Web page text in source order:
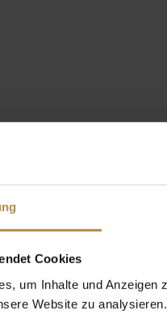
Cookies
um Inhalte und
Website zu